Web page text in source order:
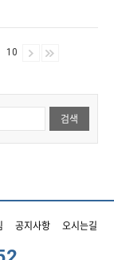
10
검색
공지사항 오시는길